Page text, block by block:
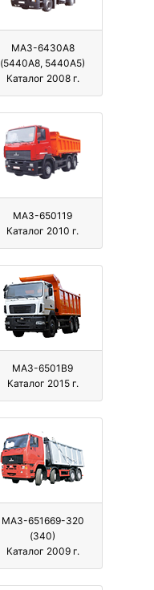
МАЗ-6430A8
(5440A8, 5440A5)
Каталог 2008 г.
МАЗ-650119
Каталог 2010 г.
МАЗ-6501B9
Каталог 2015 г.
МАЗ-651669-320
(340)
Каталог 2009 г.